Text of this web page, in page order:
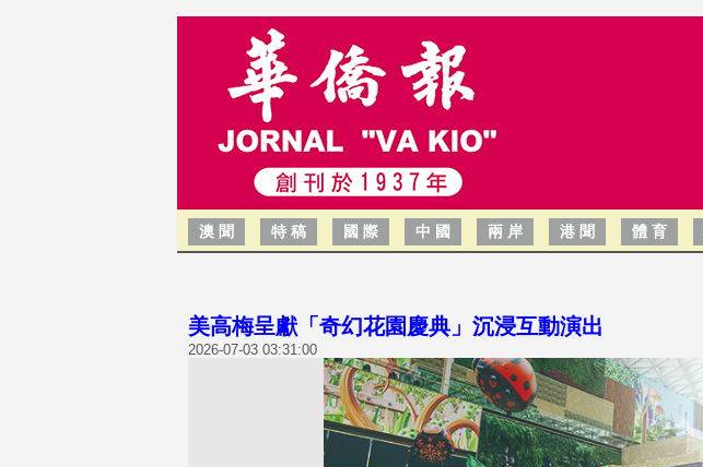
澳 聞 特 稿 國 際 中 國 兩 岸 港 聞 體 育
美高梅呈獻「奇幻花園慶典」沉浸互動演出
2026-07-03 03:31:00